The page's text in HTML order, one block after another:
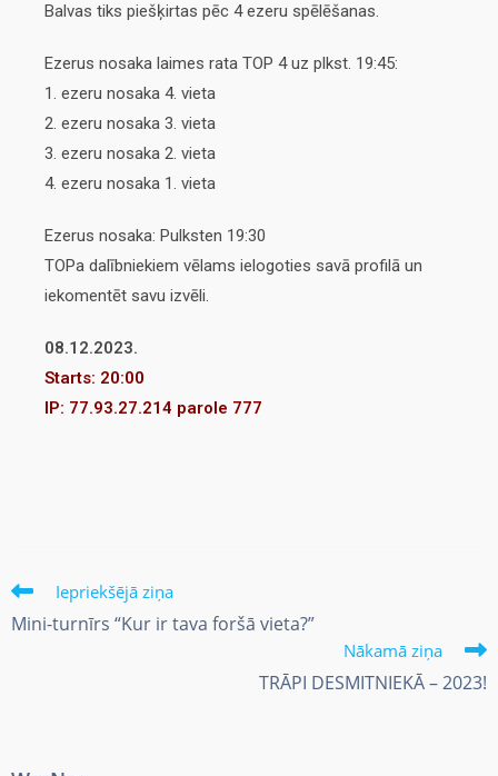
Balvas tiks piešķirtas pēc 4 ezeru spēlēšanas.
Ezerus nosaka laimes rata TOP 4 uz plkst. 19:45:
1. ezeru nosaka 4. vieta
2. ezeru nosaka 3. vieta
3. ezeru nosaka 2. vieta
4. ezeru nosaka 1. vieta
Ezerus nosaka: Pulksten 19:30
TOPa dalībniekiem vēlams ielogoties savā profilā un
iekomentēt savu izvēli.
08.12.2023.
Starts: 20:00
IP: 77.93.27.214 parole 777
Iepriekšējā ziņa
Mini-turnīrs “Kur ir tava foršā vieta?”
Nākamā ziņa
TRĀPI DESMITNIEKĀ – 2023!